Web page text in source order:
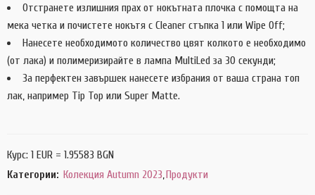
Отстранете излишния прах от нокътната плочка с помощта на
мека четка и почистете нокътя с Cleaner стъпка 1 или Wipe Off;
Нанесете необходимото количество цвят колкото е необходимо
(от лака) и полимеризирайте в лампа MultiLed за 30 секунди;
За перфектен завършек нанесете избрания от ваша страна топ
лак, например Tip Top или Super Matte.
Курс: 1 EUR = 1.95583 BGN
Категории: Колекция Autumn 2023 Продукти